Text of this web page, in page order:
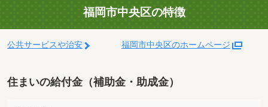
福岡市中央区の特徴
公共サービスや治安 福岡市中央区のホームページ
住まいの給付金（補助金・助成金）